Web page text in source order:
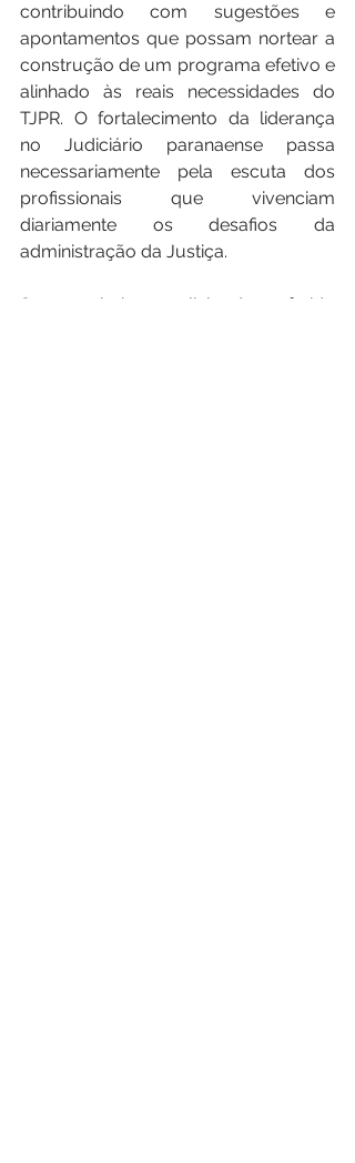
contribuindo com sugestões e
apontamentos que possam nortear a
construção de um programa efetivo e
alinhado às reais necessidades do
TJPR. O fortalecimento da liderança
no Judiciário paranaense passa
necessariamente pela escuta dos
profissionais que vivenciam
diariamente os desafios da
administração da Justiça.
Segue abaixo o link do referido